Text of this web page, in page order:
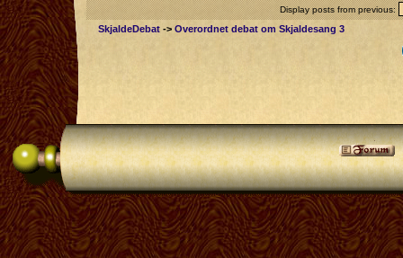
Display posts from previous:
SkjaldeDebat -> Overordnet debat om Skjaldesang 3